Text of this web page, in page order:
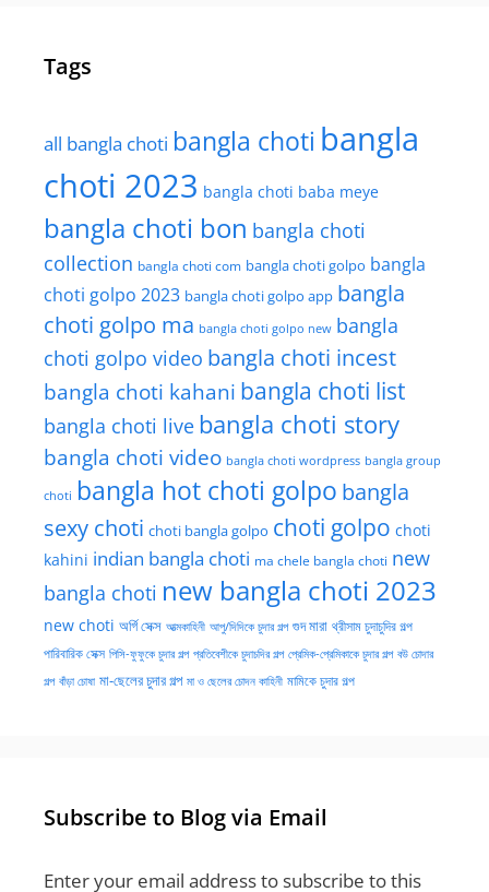
Tags
all bangla choti bangla choti bangla
choti 2023 bangla choti baba meye
bangla choti bon bangla choti
collection bangla choti com bangla choti golpo bangla
choti golpo 2023 bangla choti golpo app bangla
choti golpo ma bangla choti golpo new bangla
choti golpo video bangla choti incest
bangla choti kahani bangla choti list
bangla choti live bangla choti story
bangla choti video bangla choti wordpress bangla group
choti bangla hot choti golpo bangla
sexy choti choti bangla golpo choti golpo choti
kahini indian bangla choti ma chele bangla choti new
bangla choti new bangla choti 2023
new choti অর্গি সেক্স আত্মকাহিনী আপু/দিদিকে চুদার গল্প গুদ মারা থ্রীসাম চুদাচুদির গল্প
পারিবারিক সেক্স পিসি-ফুফুকে চুদার গল্প প্রতিবেশীকে চুদাচদির গল্প প্রেমিক-প্রেমিকাকে চুদার গল্প বউ চোদার
গল্প বাঁড়া চোষা মা-ছেলের চুদার গল্প মা ও ছেলের চোদন কাহিনী মামিকে চুদার গল্প
Subscribe to Blog via Email
Enter your email address to subscribe to this